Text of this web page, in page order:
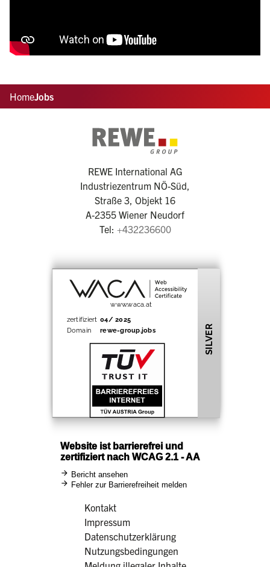
HomeJobs
REWE International AG
Industriezentrum NÖ-Süd,
Straße 3, Objekt 16
A-2355 Wiener Neudorf
Tel: +432236600
Kontakt
Impressum
Datenschutzerklärung
Nutzungsbedingungen